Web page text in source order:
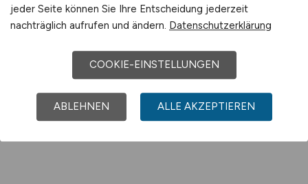
jeder Seite können Sie Ihre Entscheidung jederzeit
nachträglich aufrufen und ändern. Datenschutzerklärung
COOKIE-EINSTELLUNGEN
ABLEHNEN ALLE AKZEPTIEREN